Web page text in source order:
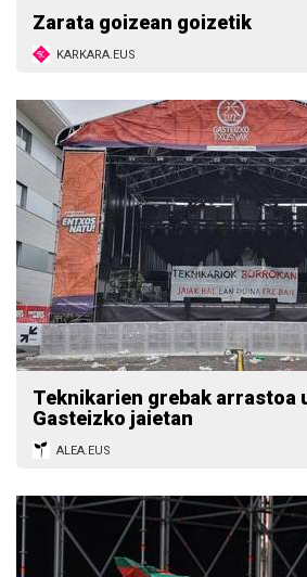
Zarata goizean goizetik
KARKARA.EUS
Teknikarien grebak arrastoa
Gasteizko jaietan
ALEA.EUS